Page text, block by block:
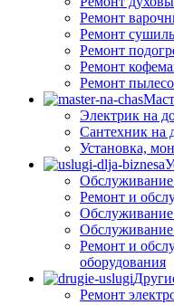
Ремонт
Ремонт
Ремонт
Ремонт
Ремонт
Электрик на
Сантехник на
Установка,
Ремонт и
Ремонт и
оборудования
Ремонт